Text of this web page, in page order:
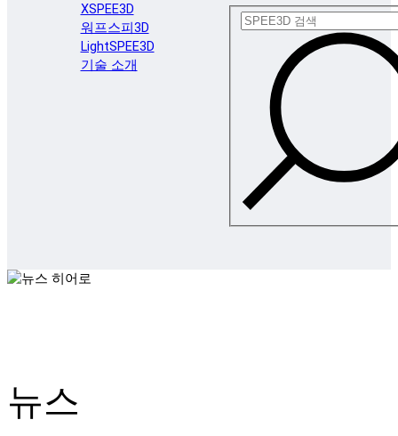
XSPEE3D
워프스피3D
LightSPEE3D
기술 소개
뉴스